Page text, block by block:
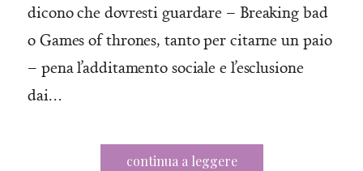
dicono che dovresti guardare – Breaking bad
o Games of thrones, tanto per citarne un paio
– pena l’additamento sociale e l’esclusione
dai…
continua a leggere